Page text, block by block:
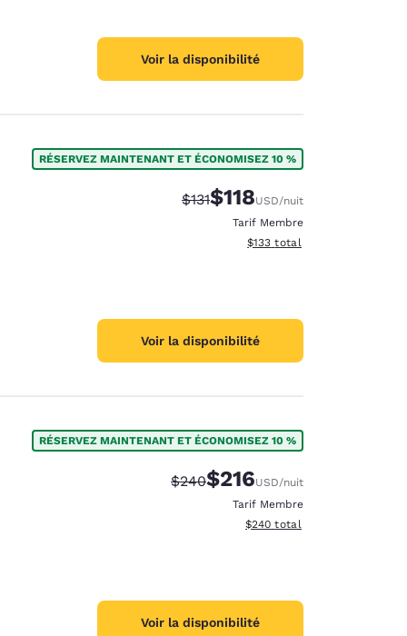
Voir la disponibilité
RÉSERVEZ MAINTENANT ET ÉCONOMISEZ 10 %
Tarif barré :
$131Tarif réduit :
$118USD/nuit
Tarif Membre
Afficher les détails du total
$133 total
Voir la disponibilité
RÉSERVEZ MAINTENANT ET ÉCONOMISEZ 10 %
Tarif barré :
$240Tarif réduit :
$216USD/nuit
Tarif Membre
Afficher les détails du total
$240 total
Voir la disponibilité